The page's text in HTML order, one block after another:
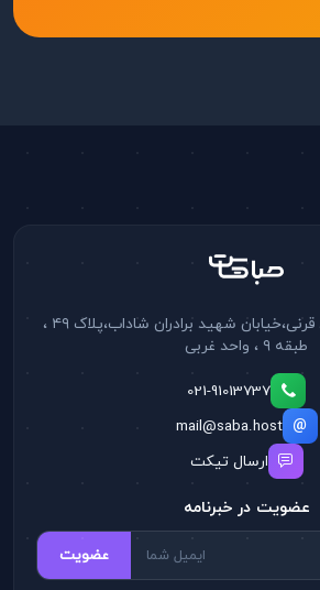
خیابان شهید سپهبد قرنی،خیابان شهید برادران شاداب،پلاک ۴۹ ،
طبقه ۹ ، واحد غربی
021-91013737
mail@saba.host
ارسال تیکت
عضویت در خبرنامه
عضویت